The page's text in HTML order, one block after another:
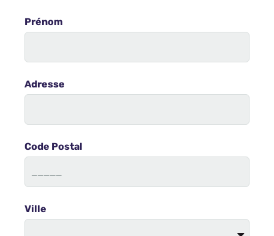
Prénom
Adresse
Code Postal
Ville